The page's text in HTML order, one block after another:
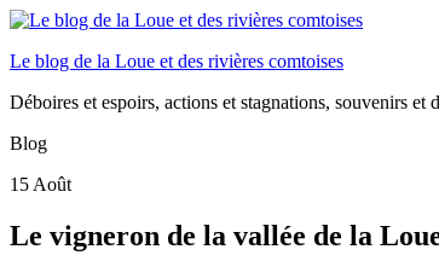
Le blog de la Loue et des rivières comtoises
Déboires et espoirs, actions et stagnations, souvenirs et
Blog
15 Août
Le vigneron de la vallée de la